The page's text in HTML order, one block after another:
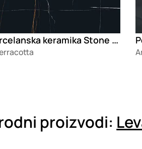
Porcelanska keramika Stone Sahara Noir
proizvodi: